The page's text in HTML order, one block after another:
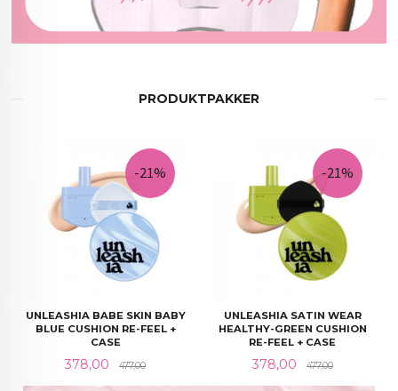
PRODUKTPAKKER
UNLEASHIA BABE SKIN BABY
BLUE CUSHION RE-FEEL +
CASE
Tilbud
378,00 477,00Rabatt@
-21%
UNLEASHIA SATIN WEAR
HEALTHY-GREEN CUSHION
RE-FEEL + CASE
Tilbud
378,00 477,00Rabatt@
-21%